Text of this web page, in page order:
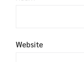
Website